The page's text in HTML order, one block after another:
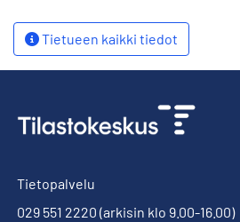
Tietueen kaikki tiedot
Tietopalvelu
029 551 2220 (arkisin klo 9.00-16.00)